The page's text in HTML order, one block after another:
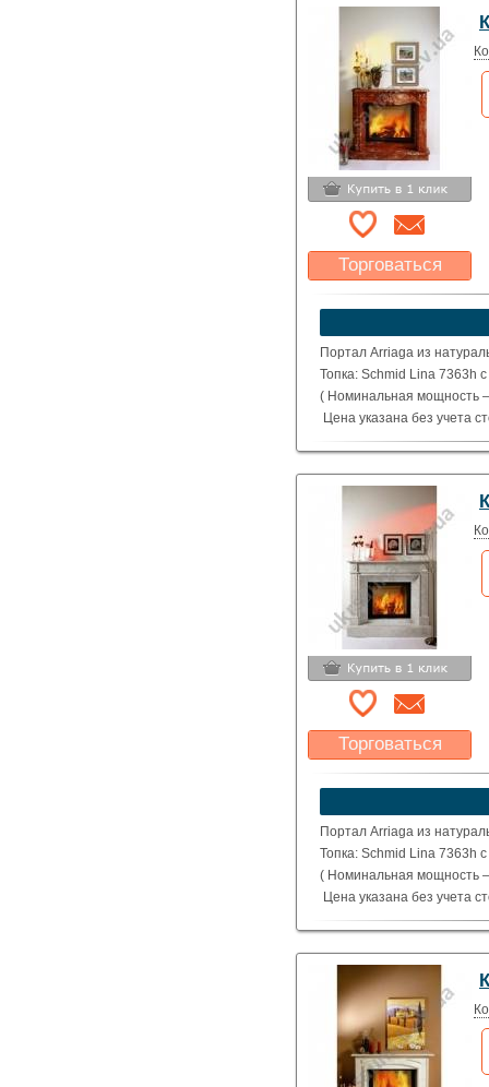
Торговаться
Какая цена Вас
устроит?
Указать цену
Портал Arriaga из
Топка: Schmid Lina 7363h
( Номинальная мощность
Цена указана без учета
Торговаться
Какая цена Вас
устроит?
Указать цену
Портал Arriaga из
Топка: Schmid Lina 7363h
( Номинальная мощность
Цена указана без учета